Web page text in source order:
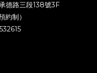
德路三段138號3F
約制）